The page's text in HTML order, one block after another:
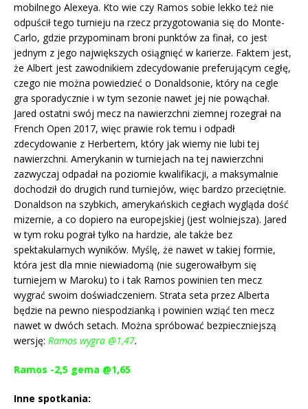
mobilnego Alexeya. Kto wie czy Ramos sobie lekko też nie
odpuścił tego turnieju na rzecz przygotowania się do Monte-
Carlo, gdzie przypominam broni punktów za finał, co jest
jednym z jego największych osiągnięć w karierze. Faktem jest,
że Albert jest zawodnikiem zdecydowanie preferującym cegłę,
czego nie można powiedzieć o Donaldsonie, który na cegle
gra sporadycznie i w tym sezonie nawet jej nie powąchał.
Jared ostatni swój mecz na nawierzchni ziemnej rozegrał na
French Open 2017, więc prawie rok temu i odpadł
zdecydowanie z Herbertem, który jak wiemy nie lubi tej
nawierzchni. Amerykanin w turniejach na tej nawierzchni
zazwyczaj odpadał na poziomie kwalifikacji, a maksymalnie
dochodził do drugich rund turniejów, więc bardzo przeciętnie.
Donaldson na szybkich, amerykańskich cegłach wygląda dość
mizernie, a co dopiero na europejskiej (jest wolniejsza). Jared
w tym roku pograł tylko na hardzie, ale także bez
spektakularnych wyników. Myślę, że nawet w takiej formie,
która jest dla mnie niewiadomą (nie sugerowałbym się
turniejem w Maroku) to i tak Ramos powinien ten mecz
wygrać swoim doświadczeniem. Strata seta przez Alberta
będzie na pewno niespodzianką i powinien wziąć ten mecz
nawet w dwóch setach. Można spróbować bezpieczniejszą
wersję: Ramos wygra @1,47.
Ramos -2,5 gema @1,65
Inne spotkania: